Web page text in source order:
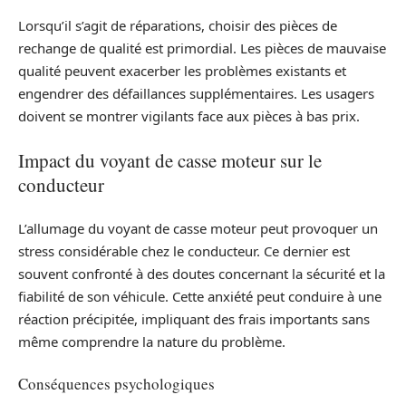
Lorsqu’il s’agit de réparations, choisir des pièces de
rechange de qualité est primordial. Les pièces de mauvaise
qualité peuvent exacerber les problèmes existants et
engendrer des défaillances supplémentaires. Les usagers
doivent se montrer vigilants face aux pièces à bas prix.
Impact du voyant de casse moteur sur le
conducteur
L’allumage du voyant de casse moteur peut provoquer un
stress considérable chez le conducteur. Ce dernier est
souvent confronté à des doutes concernant la sécurité et la
fiabilité de son véhicule. Cette anxiété peut conduire à une
réaction précipitée, impliquant des frais importants sans
même comprendre la nature du problème.
Conséquences psychologiques